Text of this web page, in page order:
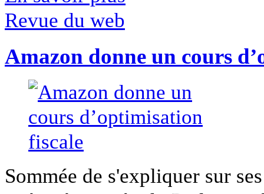
Revue du web
Amazon donne un cours
Sommée de s'expliquer sur